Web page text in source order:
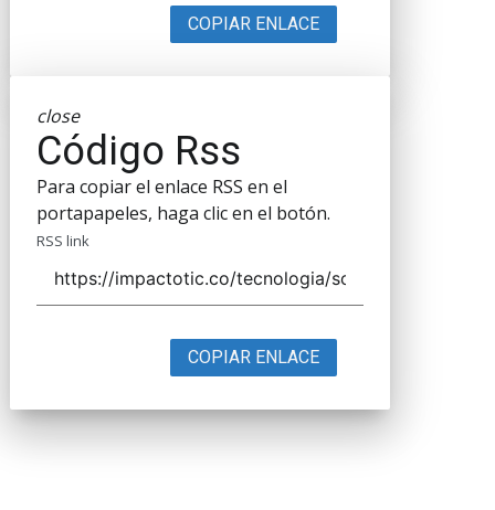
COPIAR ENLACE
close
Código Rss
Para copiar el enlace RSS en el
portapapeles, haga clic en el botón.
RSS link
COPIAR ENLACE